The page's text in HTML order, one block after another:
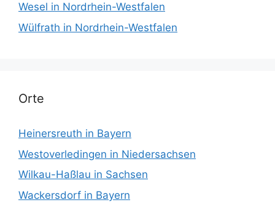
Wesel in Nordrhein-Westfalen
Wülfrath in Nordrhein-Westfalen
Orte
Heinersreuth in Bayern
Westoverledingen in Niedersachsen
Wilkau-Haßlau in Sachsen
Wackersdorf in Bayern